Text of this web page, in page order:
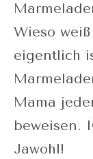
Wieso
eigentlich
Mama
beweisen.
Jawohl!